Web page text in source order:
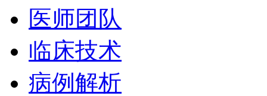
医师团队
临床技术
病例解析